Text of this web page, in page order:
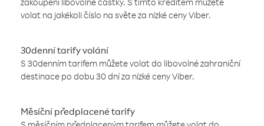
volat na jakékoli číslo na světe za nízké ceny Viber.
30denní tarify volání
S 30denním tarifem můžete volat do libovolné zahraniční
destinace po dobu 30 dní za nízké ceny Viber.
Měsíční předplacené tarify